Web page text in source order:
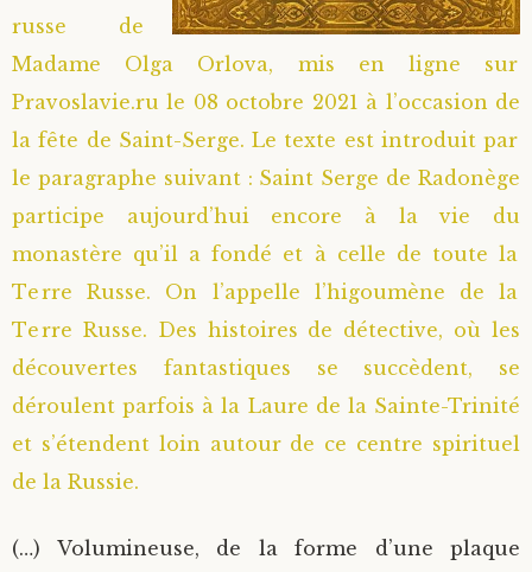
russe de
Madame Olga Orlova, mis en ligne sur
Pravoslavie.ru le 08 octobre 2021 à l’occasion de
la fête de Saint-Serge. Le texte est introduit par
le paragraphe suivant : Saint Serge de Radonège
participe aujourd’hui encore à la vie du
monastère qu’il a fondé et à celle de toute la
Terre Russe. On l’appelle l’higoumène de la
Terre Russe. Des histoires de détective, où les
découvertes fantastiques se succèdent, se
déroulent parfois à la Laure de la Sainte-Trinité
et s’étendent loin autour de ce centre spirituel
de la Russie.
(…) Volumineuse, de la forme d’une plaque